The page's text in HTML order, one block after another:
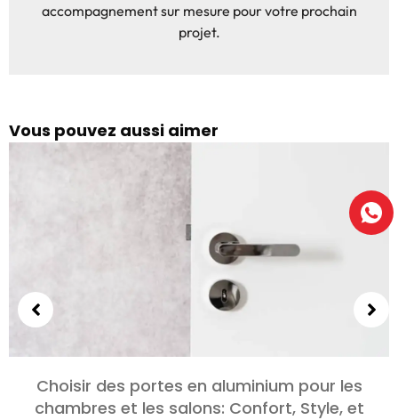
accompagnement sur mesure pour votre prochain
projet.
Vous pouvez aussi aimer
Explorer les différents types de portes en
aluminium pour les projets à grande